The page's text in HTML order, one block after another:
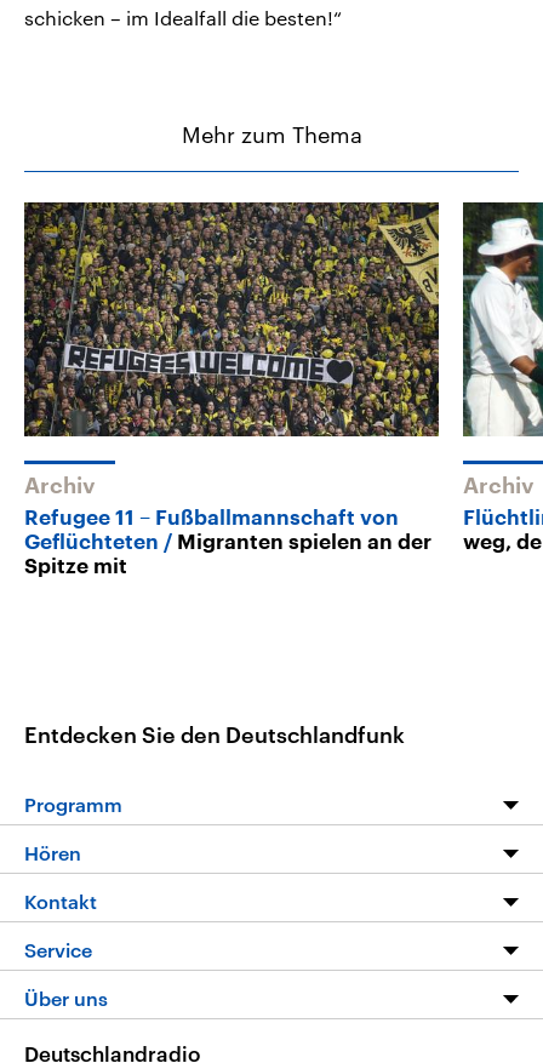
schicken – im Idealfall die besten!“
Mehr zum Thema
Archiv
Refugee 11 – Fußballmannschaft von
Geflüchteten
Migranten spielen an der
Spitze mit
Archiv
weg,
Entdecken Sie den Deutschlandfunk
Programm
Programm
Die Nachrichten
Nachrichtenleicht
Neue Beiträge auf dlf.de
Hören
Livestream
Podcasts
Deutschlandfunk App
Nachrichten App
Kontakt
Hörerservice
Service
FAQ
Über uns
Deutschlandradio